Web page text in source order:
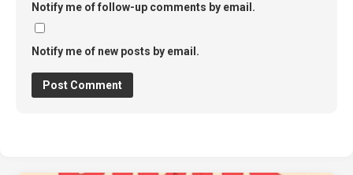
Notify me of follow-up comments by email.
Notify me of new posts by email.